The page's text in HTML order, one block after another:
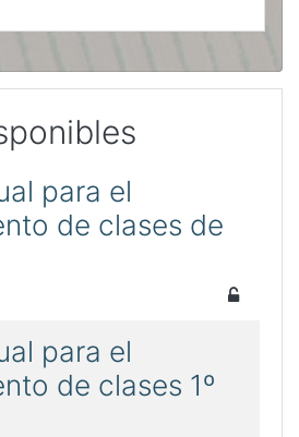
para el
de clases de
para el
de clases 1º